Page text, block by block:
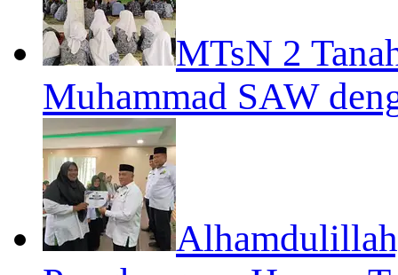
MTsN 2
Muhammad SAW